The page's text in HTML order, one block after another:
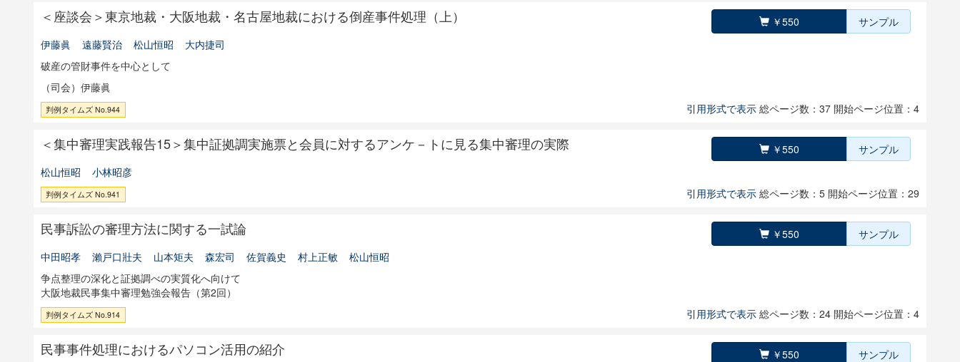
＜座談会＞東京地裁・大阪地裁・名古屋地裁における倒産事件処理（上） ￥550
サンプル
伊藤眞
遠藤賢治 松山恒昭
大内捷司
破産の管財事件を中心として
（司会）伊藤眞
判例タイムズ No.944 引用形式で表示 総ページ数：37 開始ページ位置：4
＜集中審理実践報告15＞集中証拠調実施票と会員に対するアンケ－トに見る集中審理の実際 ￥550
サンプル
松山恒昭
小林昭彦
判例タイムズ No.941 引用形式で表示 総ページ数：5 開始ページ位置：29
民事訴訟の審理方法に関する一試論 ￥550
サンプル
中田昭孝
瀨戸口壯夫 山本矩夫 森宏司 佐賀義史 村上正敏
松山恒昭
争点整理の深化と証拠調べの実質化へ向けて
大阪地裁民事集中審理勉強会報告（第2回）
判例タイムズ No.914 引用形式で表示 総ページ数：24 開始ページ位置：4
民事事件処理におけるパソコン活用の紹介 ￥550
サンプル